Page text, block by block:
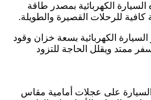
الكهربائية بمصدر طاقة
السيارة الكهربائية بسعة خزان وقود
سفر ممتد ويقلل الحاجة للتزود
السيارة على عجلات أمامية مقاس